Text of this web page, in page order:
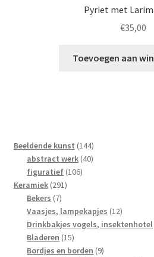
Pyriet met
€35,00
Toevoegen aan
Beeldende kunst 144144
producten
abstract werk 4040
figuratief 106106
Keramiek 291291
Bekers 77
producten
Vaasjes, lampekapjes 1212
Drinkbakjes vogels, insektenhotel
Bladeren 1515
producten
Bordjes en borden 99